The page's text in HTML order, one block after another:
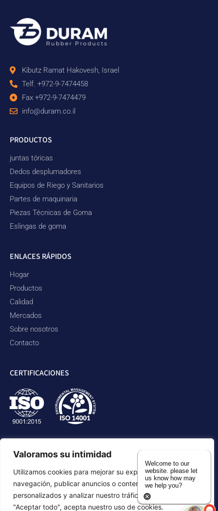
Valoramos su intimidad
Utilizamos cookies para mejorar su experiencia de
navegación, publicar anuncios o contenidos
personalizados y analizar nuestro tráfico. Al hacer clic en
"Aceptar todo", acepta nuestro uso de cookies.
Kibutz Ramat Hakovesh, Israel
Telf. +972-9-7474458
Fax +972-9-7474479
info@duram.co.il
PRODUCTOS
juntas tóricas
Dedos desplumadores
Equipos de Riego y Sanitarios
Partes de maquinaria
Piezas Técnicas de Goma
Eslingas de goma
ENLACES RÁPIDOS
Hogar
Productos
Calidad
Mercados
Sobre nosotros
Contacto
CERTIFICACIONES
política de privacidad Declaración de accesibilidad
Welcome to our
website. please let
us know how may
we help you?